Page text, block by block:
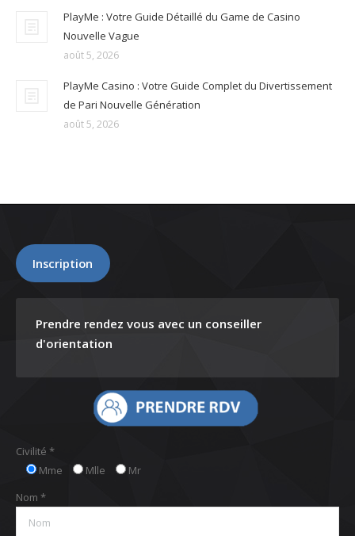
PlayMe : Votre Guide Détaillé du Game de Casino
Nouvelle Vague
août 5, 2026
PlayMe Casino : Votre Guide Complet du Divertissement
de Pari Nouvelle Génération
août 5, 2026
Inscription
Prendre rendez vous avec un conseiller
d'orientation
Civilité *
Mme
Mlle
Mr
Nom *